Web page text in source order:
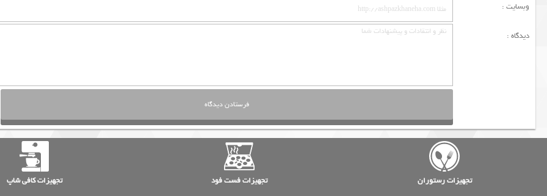
وبسایت :
دیدگاه :
تجهیزات رستوران تجهیزات فست فود تجهیزات کافی شاپ